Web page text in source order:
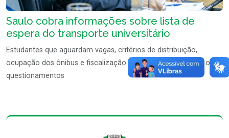
Saulo cobra informações sobre lista de
espera do transporte universitário
Estudantes que aguardam vagas, critérios de distribuição,
ocupação dos ônibus e fiscalização do serviço estão entre os
questionamentos